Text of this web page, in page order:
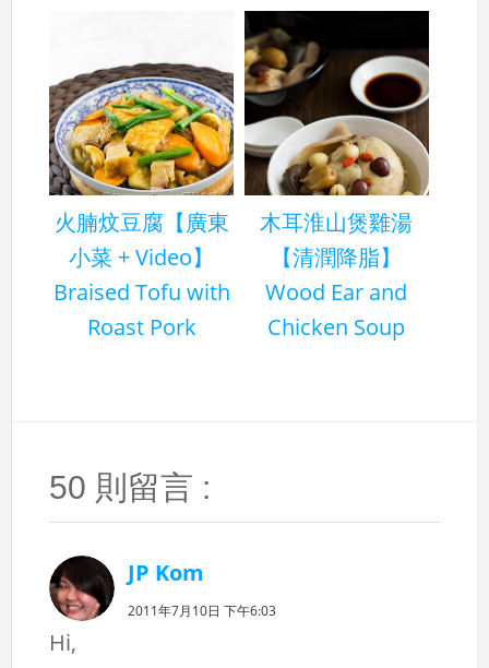
火腩炆豆腐【廣東
小菜 + Video】
Braised Tofu with
Roast Pork
木耳淮山煲雞湯
【清潤降脂】
Wood Ear and
Chicken Soup
50 則留言 :
JP Kom
2011年7月10日 下午6:03
Hi,